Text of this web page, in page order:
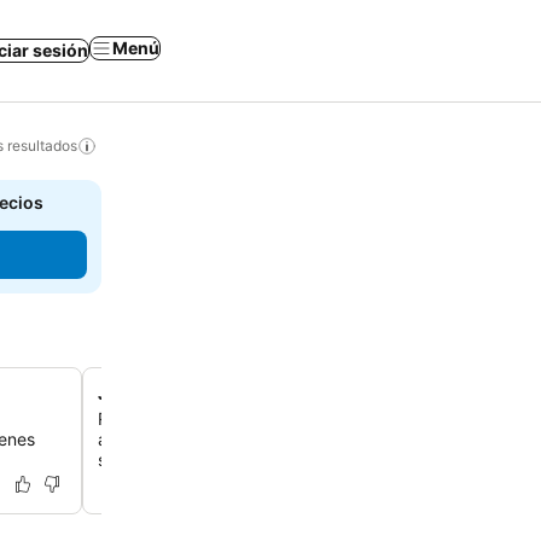
sesión Menú
resultados
Jardín tranquilo y salón compartido
Relájate en el jardín bellamente cuidado o conecta con
acogedor salón compartido, que ofrece un ambiente
social.